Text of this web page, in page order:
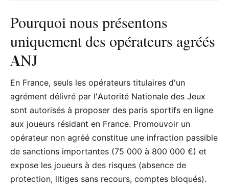
Pourquoi nous présentons
uniquement des opérateurs agréés
ANJ
En France, seuls les opérateurs titulaires d'un
agrément délivré par l'Autorité Nationale des Jeux
sont autorisés à proposer des paris sportifs en ligne
aux joueurs résidant en France. Promouvoir un
opérateur non agréé constitue une infraction passible
de sanctions importantes (75 000 à 800 000 €) et
expose les joueurs à des risques (absence de
protection, litiges sans recours, comptes bloqués).